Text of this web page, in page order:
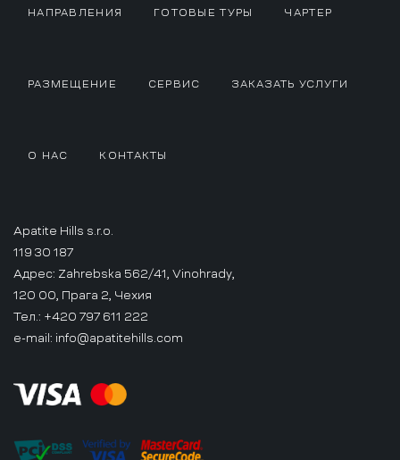
НАПРАВЛЕНИЯ ГОТОВЫЕ ТУРЫ ЧАРТЕР
РАЗМЕЩЕНИЕ СЕРВИС ЗАКАЗАТЬ УСЛУГИ
О НАС КОНТАКТЫ
Apatite Hills s.r.o.
119 30 187
Адрес: Zahrebska 562/41, Vinohrady,
120 00, Прага 2, Чехия
Тел.: +420 797 611 222
e-mail: info@apatitehills.com